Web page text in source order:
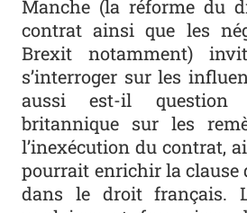
Manche (la réforme du
contrat ainsi que les
Brexit notamment)
s’interroger sur les
aussi est-il question
britannique sur les
l’inexécution du contrat,
pourrait enrichir la clause
dans le droit français.